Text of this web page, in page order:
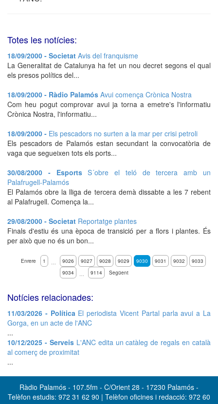
Totes les notícies:
18/09/2000 - Societat Avis del franquisme
La Generalitat de Catalunya ha fet un nou decret segons el qual
els presos polítics del...
18/09/2000 - Ràdio Palamós Avui comença Crònica Nostra
Com heu pogut comprovar avui ja torna a emetre's l'informatiu
Crònica Nostra, l'informatiu...
18/09/2000 - Els pescadors no surten a la mar per crisi petroli
Els pescadors de Palamós estan secundant la convocatòria de
vaga que segueixen tots els ports...
30/08/2000 - EsportsS´obre el teló de tercera amb un
Palafrugell-Palamós
El Palamós obre la lliga de tercera demà dissabte a les 7 rebent
al Palafrugell. Comença la...
29/08/2000 - Societat Reportatge plantes
Finals d'estiu és una època de transició per a flors i plantes. És
per això que no és un bon...
Enrere 1 … 9026 9027 9028 9029 9030 9031 9032
9033
9034
… 9114 Següent
Notícies relacionades:
11/03/2026 - PolíticaEl periodista Vicent Partal parla avui a La
Gorga, en un acte de l'ANC
...
10/12/2025 - ServeisL'ANC edita un catàleg de regals en català
al comerç de proximitat
...
Ràdio Palamós - 107.5fm - C/Orient 28 - 17230 Palamós -
Telèfon estudis: 972 31 62 90 | Telèfon oficines i redacció: 972 60